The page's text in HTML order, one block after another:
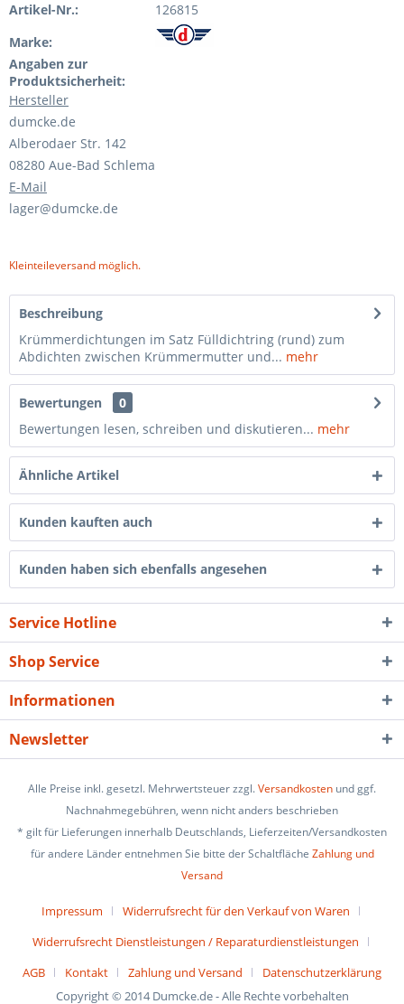
Artikel-Nr.:
126815
Marke:
Angaben zur
Produktsicherheit:
Hersteller
dumcke.de
Alberodaer Str. 142
08280 Aue-Bad Schlema
E-Mail
lager@dumcke.de
Kleinteileversand möglich.
Beschreibung
Krümmerdichtungen im Satz Fülldichtring (rund) zum
Abdichten zwischen Krümmermutter und... mehr
Bewertungen
0
Bewertungen lesen, schreiben und diskutieren... mehr
Ähnliche Artikel
Kunden kauften auch
Kunden haben sich ebenfalls angesehen
Service Hotline
Shop Service
Informationen
Newsletter
Alle Preise inkl. gesetzl. Mehrwertsteuer zzgl.Versandkosten und ggf.
Nachnahmegebühren, wenn nicht anders beschrieben
* gilt für Lieferungen innerhalb Deutschlands, Lieferzeiten/Versandkosten
für andere Länder entnehmen Sie bitte der Schaltfläche Zahlung und
Versand
Impressum
Widerrufsrecht für den Verkauf von Waren
Widerrufsrecht Dienstleistungen / Reparaturdienstleistungen
AGB
Kontakt Zahlung und Versand
Datenschutzerklärung
Copyright © 2014 Dumcke.de - Alle Rechte vorbehalten